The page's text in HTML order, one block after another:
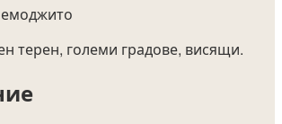
терен, големи градове, висящи.